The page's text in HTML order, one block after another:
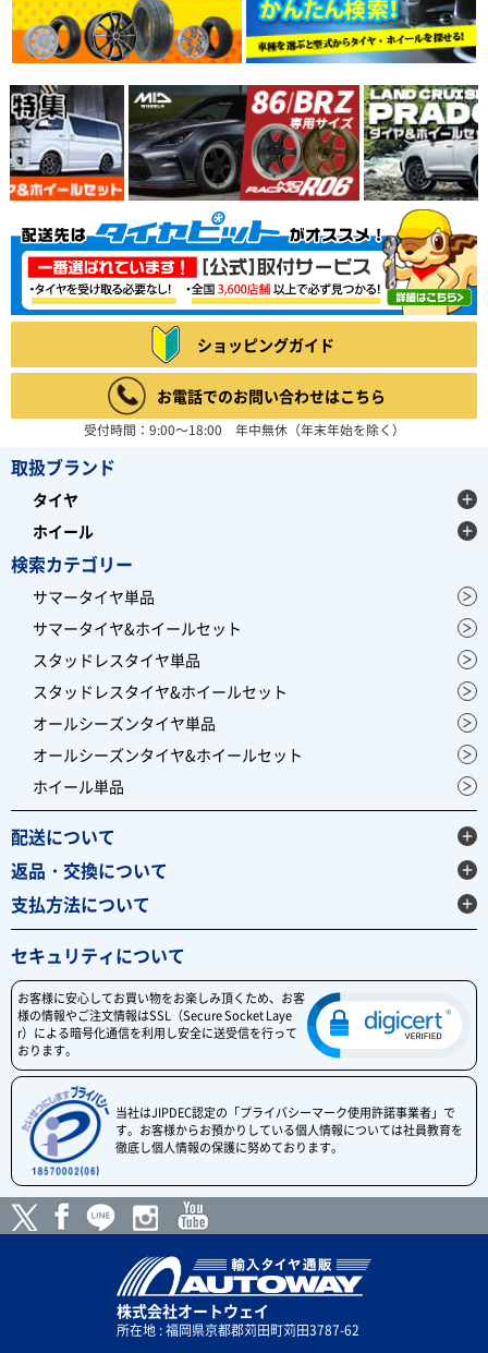
ショッピングガイド
お電話でのお問い合わせはこちら
受付時間：9:00～18:00 年中無休（年末年始を除く）
取扱ブランド
タイヤ
ホイール
検索カテゴリー
サマータイヤ単品
サマータイヤ&ホイールセット
スタッドレスタイヤ単品
スタッドレスタイヤ&ホイールセット
オールシーズンタイヤ単品
オールシーズンタイヤ&ホイールセット
ホイール単品
配送について
返品・交換について
支払方法について
セキュリティについて
お客様に安心してお買い物をお楽しみ頂くため、お客
様の情報やご注文情報はSSL（Secure Socket Laye
r）による暗号化通信を利用し安全に送受信を行って
おります。
当社はJIPDEC認定の「プライバシーマーク使用許諾事業者」で
す。お客様からお預かりしている個人情報については社員教育を
徹底し個人情報の保護に努めております。
株式会社オートウェイ
所在地 : 福岡県京都郡苅田町苅田3787-62